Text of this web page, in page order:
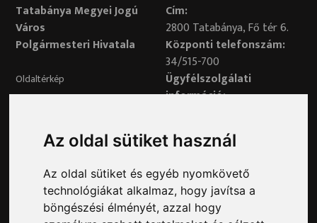
Az oldal sütiket használ
Az oldal sütiket és egyéb nyomkövető
technológiákat alkalmaz, hogy javítsa a
böngészési élményét, azzal hogy
Tatabánya Megyei Jogú
Város
Polgármesteri Hivatala
Oldaltérkép
Adatvédelem
Cím:
2800 Tatabánya, Fő tér 6.
Központi telefonszám:
34/515-700
Ügyfélszolgálati
információ:
Véleményvonal:
34/515-799
Adatvédelmi tisztviselő elérhetősége:
adatvedelem@ph.tatabanya.hu
Minden jog fenntartva © 2026 Tatabánya